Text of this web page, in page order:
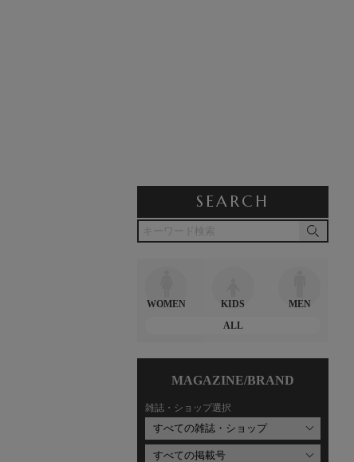
SEARCH
WOMEN KIDS
MEN
ALL
MAGAZINE/BRAND
雑誌・ショップ選択